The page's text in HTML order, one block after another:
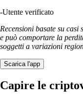
-Utente verificato
Recensioni basate su
e può comportare la
soggetti a variazioni
Scarica l'app
Capire le